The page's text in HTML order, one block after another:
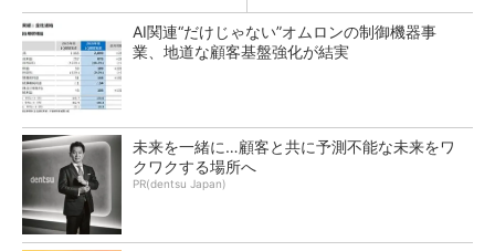
AI関連“だけじゃない”オムロンの制御機器事
業、地道な顧客基盤強化が結実
未来を一緒に…顧客と共に予測不能な未来をワ
クワクする場所へ
PR(dentsu Japan)